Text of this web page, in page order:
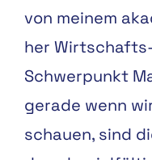
von meinem
her
Schwerpunkt
gerade wenn
schauen, sind